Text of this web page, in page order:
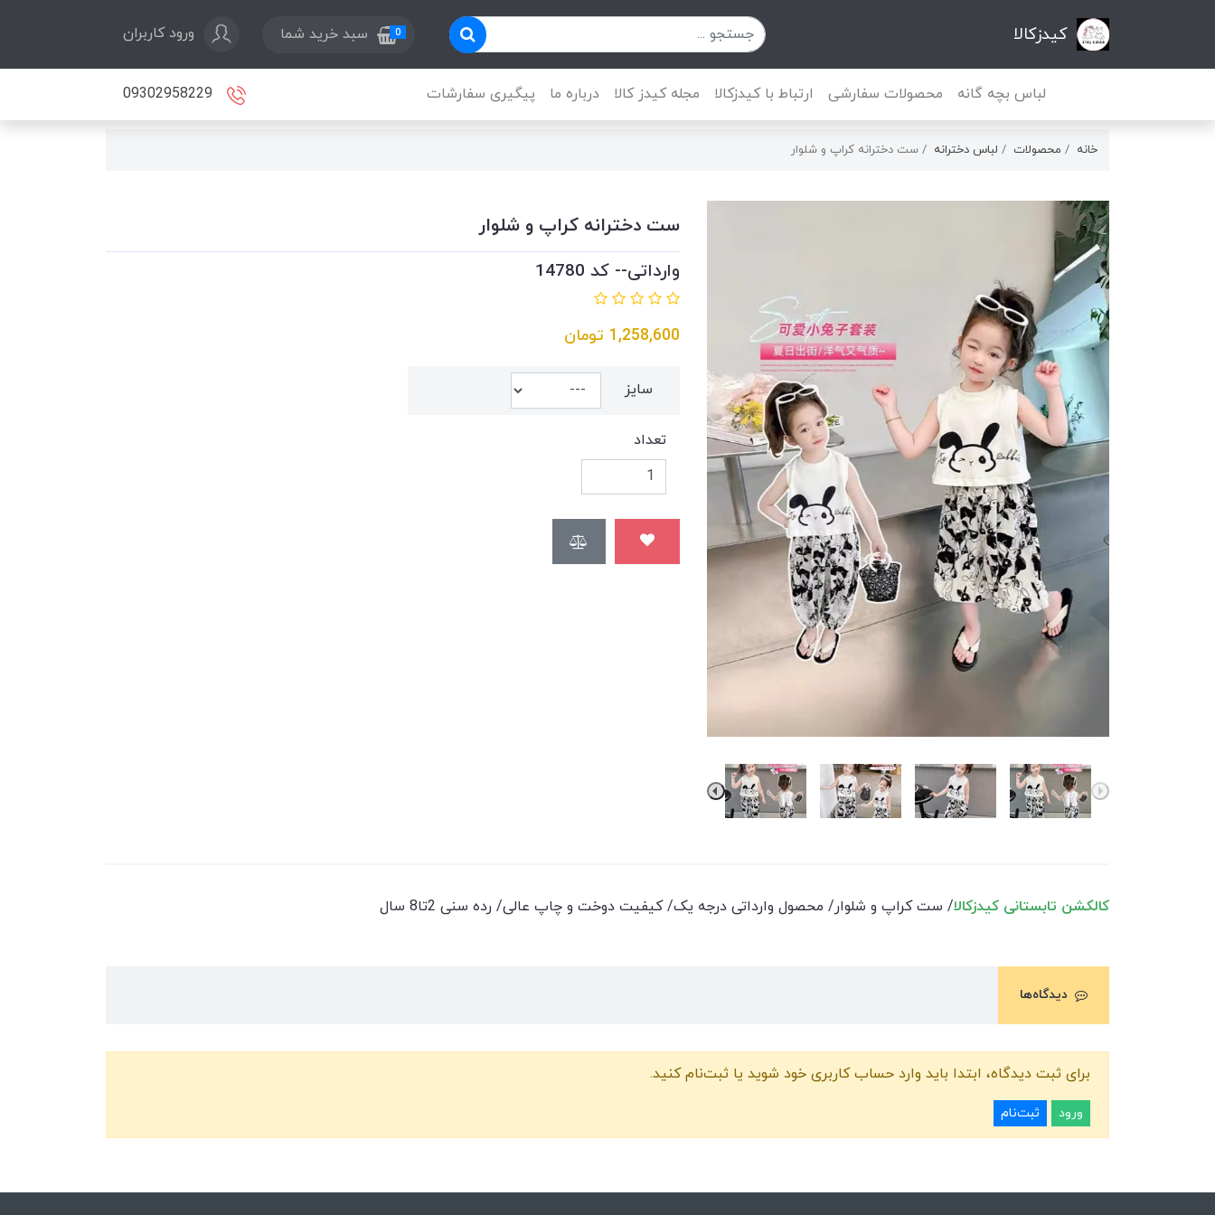
کیدزکالا 0 سبد خرید شما ورود کاربران
لباس بچه گانه محصولات سفارشی ارتباط با کیدزکالا مجله کیدز کالا درباره ما پیگیری سفارشات
خانه محصولات لباس دخترانه ست دخترانه کراپ و شلوار
ست دخترانه کراپ و شلوار
وارداتی-- کد 14780
1,258,600 تومان
سایز
تعداد
کالکشن تابستانی کیدزکالا/ ست کراپ و شلوار/ محصول وارداتی درجه یک/ کیفیت دوخت و چاپ عالی/ رده سنی 2تا8 سال
دیدگاه‌ها
برای ثبت دیدگاه، ابتدا باید وارد حساب کاربری خود شوید یا ثبت‌نام کنید.
ورود ثبت‌نام